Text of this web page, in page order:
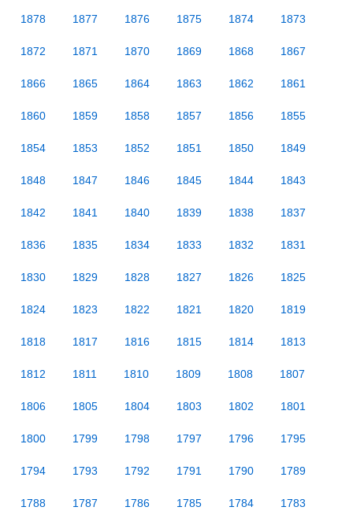
1878 1877 1876 1875 1874 1873
1872 1871 1870 1869 1868 1867
1866 1865 1864 1863 1862 1861
1860 1859 1858 1857 1856 1855
1854 1853 1852 1851 1850 1849
1848 1847 1846 1845 1844 1843
1842 1841 1840 1839 1838 1837
1836 1835 1834 1833 1832 1831
1830 1829 1828 1827 1826 1825
1824 1823 1822 1821 1820 1819
1818 1817 1816 1815 1814 1813
1812 1811 1810 1809 1808 1807
1806 1805 1804 1803 1802 1801
1800 1799 1798 1797 1796 1795
1794 1793 1792 1791 1790 1789
1788 1787 1786 1785 1784 1783